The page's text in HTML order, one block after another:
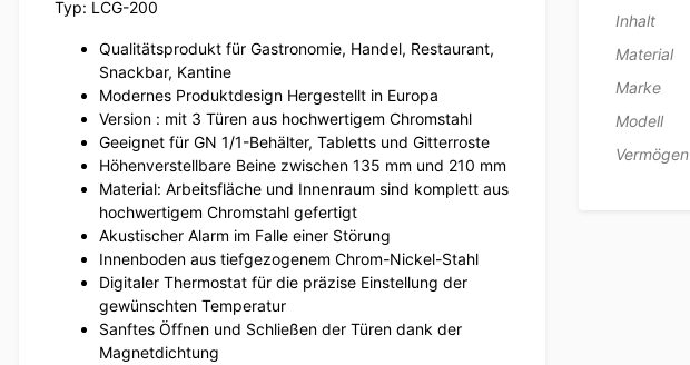
Typ: LCG-200
Qualitätsprodukt für Gastronomie, Handel, Restaurant,
Snackbar, Kantine
Modernes Produktdesign Hergestellt in Europa
Version : mit 3 Türen aus hochwertigem Chromstahl
Geeignet für GN 1/1-Behälter, Tabletts und Gitterroste
Höhenverstellbare Beine zwischen 135 mm und 210 mm
Material: Arbeitsfläche und Innenraum sind komplett aus
hochwertigem Chromstahl gefertigt
Akustischer Alarm im Falle einer Störung
Innenboden aus tiefgezogenem Chrom-Nickel-Stahl
Digitaler Thermostat für die präzise Einstellung der
gewünschten Temperatur
Sanftes Öffnen und Schließen der Türen dank der
Magnetdichtung
Inhalt
Material
Marke
Modell
Vermögen